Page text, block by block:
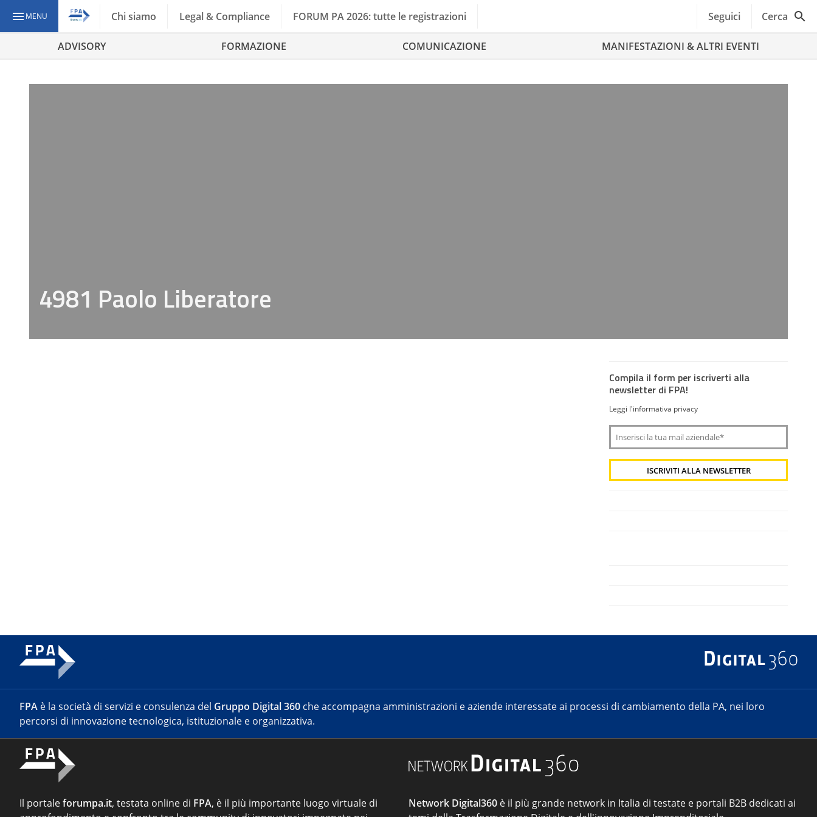
MENU Chi siamo Legal & Compliance FORUM PA 2026: tutte le registrazioni Seguici Cerca
ADVISORY FORMAZIONE COMUNICAZIONE MANIFESTAZIONI & ALTRI EVENTI
4981 Paolo Liberatore
Compila il form per iscriverti alla
newsletter di FPA!
Leggi l'informativa privacy
FPA è la società di servizi e consulenza del Gruppo Digital 360 che accompagna amministrazioni e aziende interessate ai processi di cambiamento della PA, nei loro
percorsi di innovazione tecnologica, istituzionale e organizzativa.
Il portaleforumpa.it, testata online di FPA, è il più importante luogo virtuale di
Network Digital360 è il più grande network in Italia di testate e portali B2B dedicati ai